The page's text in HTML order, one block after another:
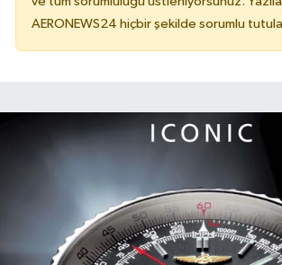
AERONEWS24 hiçbir şekilde sorumlu